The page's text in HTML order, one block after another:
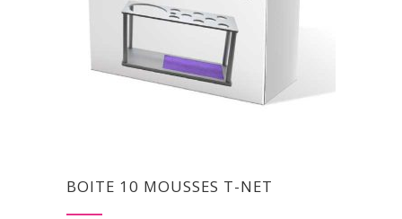
BOITE 10 MOUSSES T-NET